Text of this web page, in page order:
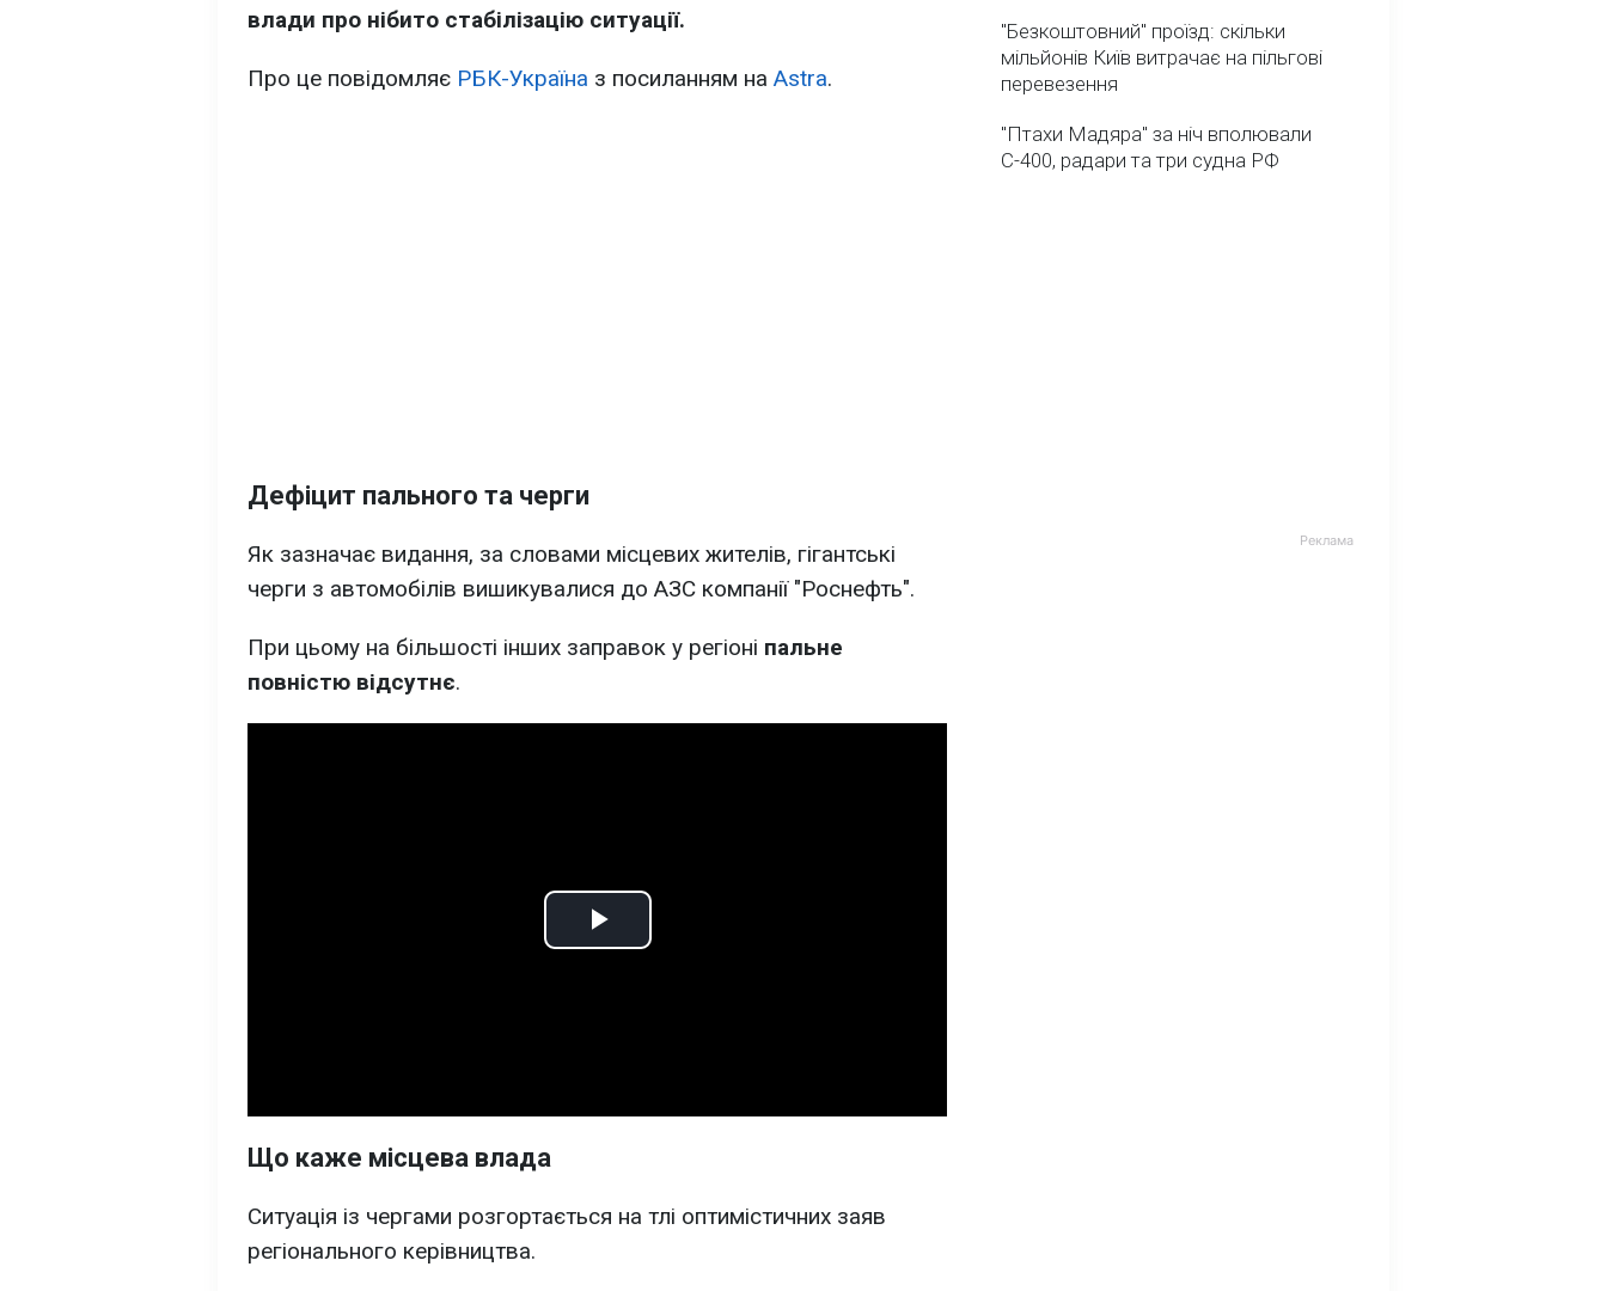
влади про нібито стабілізацію ситуації.
Про це повідомляє РБК-Україна з посиланням на Astra.
Дефіцит пального та черги
Як зазначає видання, за словами місцевих жителів, гігантські
черги з автомобілів вишикувалися до АЗС компанії "Роснефть".
При цьому на більшості інших заправок у регіоні пальне
повністю відсутнє.
Play
Що каже місцева влада
Ситуація із чергами розгортається на тлі оптимістичних заяв
регіонального керівництва.
"Безкоштовний" проїзд: скільки
мільйонів Київ витрачає на пільгові
перевезення
"Птахи Мадяра" за ніч вполювали
С-400, радари та три судна РФ